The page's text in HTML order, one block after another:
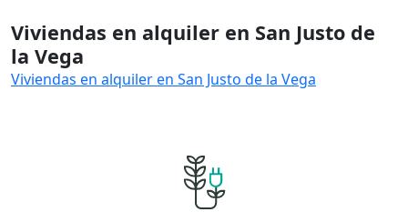
Viviendas en alquiler en San Justo de
la Vega
Viviendas en alquiler en San Justo de la Vega